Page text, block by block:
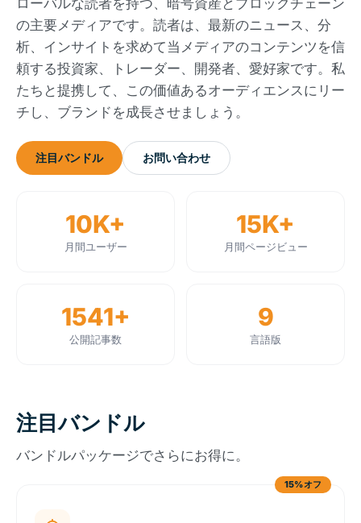
ローバルな読者を持つ、暗号資産とブロックチェーン
の主要メディアです。読者は、最新のニュース、分
析、インサイトを求めて当メディアのコンテンツを信
頼する投資家、トレーダー、開発者、愛好家です。私
たちと提携して、この価値あるオーディエンスにリー
チし、ブランドを成長させましょう。
注目バンドル お問い合わせ
10K+
月間ユーザー
15K+
月間ページビュー
1541+
公開記事数
9
言語版
注目バンドル
バンドルパッケージでさらにお得に。
15%オフ